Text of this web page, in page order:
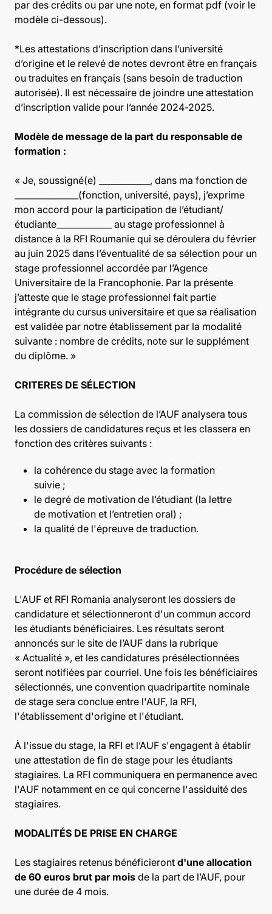
par des crédits ou par une note, en format pdf (voir le
modèle ci-dessous).
*Les attestations d’inscription dans l’université
d’origine et le relevé de notes devront être en français
ou traduites en français (sans besoin de traduction
autorisée). Il est nécessaire de joindre une attestation
d’inscription valide pour l’année 2024-2025.
Modèle de message de la part du responsable de
formation :
« Je, soussigné(e) ____________, dans ma fonction de
_______________(fonction, université, pays), j’exprime
mon accord pour la participation de l’étudiant/
étudiante_____________ au stage professionnel à
distance à la RFI Roumanie qui se déroulera du février
au juin 2025 dans l’éventualité de sa sélection pour un
stage professionnel accordée par l’Agence
Universitaire de la Francophonie. Par la présente
j’atteste que le stage professionnel fait partie
intégrante du cursus universitaire et que sa réalisation
est validée par notre établissement par la modalité
suivante : nombre de crédits, note sur le supplément
du diplôme. »
CRITERES DE SÉLECTION
La commission de sélection de l’AUF analysera tous
les dossiers de candidatures reçus et les classera en
fonction des critères suivants :
la cohérence du stage avec la formation
suivie ;
le degré de motivation de l’étudiant (la lettre
de motivation et l’entretien oral) ;
la qualité de l'épreuve de traduction.
Procédure de sélection
L'AUF et RFI Romania analyseront les dossiers de
candidature et sélectionneront d'un commun accord
les étudiants bénéficiaires. Les résultats seront
annoncés sur le site de l’AUF dans la rubrique
« Actualité », et les candidatures présélectionnées
seront notifiées par courriel. Une fois les bénéficiaires
sélectionnés, une convention quadripartite nominale
de stage sera conclue entre l'AUF, la RFI,
l'établissement d'origine et l'étudiant.
À l'issue du stage, la RFI et l’AUF s'engagent à établir
une attestation de fin de stage pour les étudiants
stagiaires. La RFI communiquera en permanence avec
l'AUF notamment en ce qui concerne l'assiduité des
stagiaires.
MODALITÉS DE PRISE EN CHARGE
Les stagiaires retenus bénéficieront d'une allocation
de 60 euros brut par mois de la part de l’AUF, pour
une durée de 4 mois.